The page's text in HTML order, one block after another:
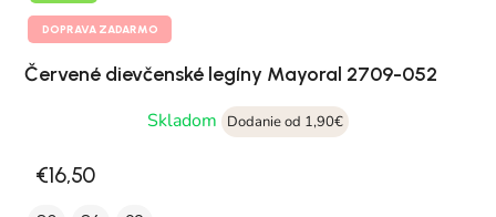
DOPRAVA ZADARMO
Červené dievčenské legíny Mayoral 2709-052
Skladom
Dodanie od 1,90€
€16,50